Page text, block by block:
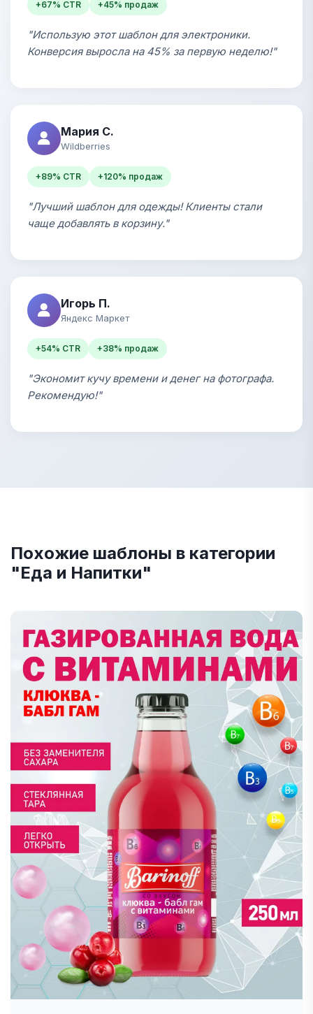
+67% CTR +45% продаж
"Использую этот шаблон для электроники.
Конверсия выросла на 45% за первую неделю!"
Мария С.
Wildberries
+89% CTR +120% продаж
"Лучший шаблон для одежды! Клиенты стали
чаще добавлять в корзину."
Игорь П.
Яндекс Маркет
+54% CTR +38% продаж
"Экономит кучу времени и денег на фотографа.
Рекомендую!"
Похожие шаблоны в категории
"Еда и Напитки"